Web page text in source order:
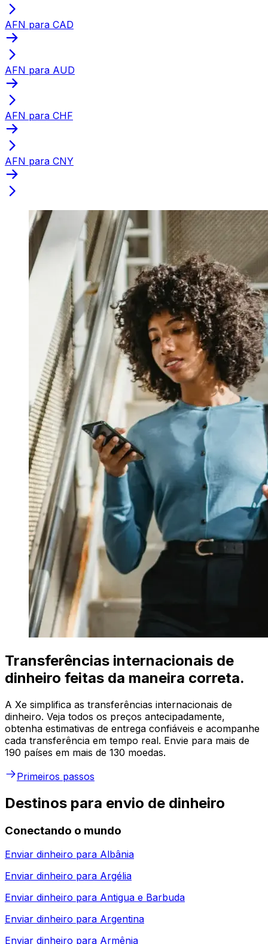
AFN para CAD
AFN para AUD
AFN para CHF
AFN para CNY
Transferências internacionais de
dinheiro feitas da maneira correta.
A Xe simplifica as transferências internacionais de
dinheiro. Veja todos os preços antecipadamente,
obtenha estimativas de entrega confiáveis e acompanhe
cada transferência em tempo real. Envie para mais de
190 países em mais de 130 moedas.
Primeiros passos
Destinos para envio de dinheiro
Conectando o mundo
Enviar dinheiro para Albânia
Enviar dinheiro para Argélia
Enviar dinheiro para Antigua e Barbuda
Enviar dinheiro para Argentina
Enviar dinheiro para Armênia